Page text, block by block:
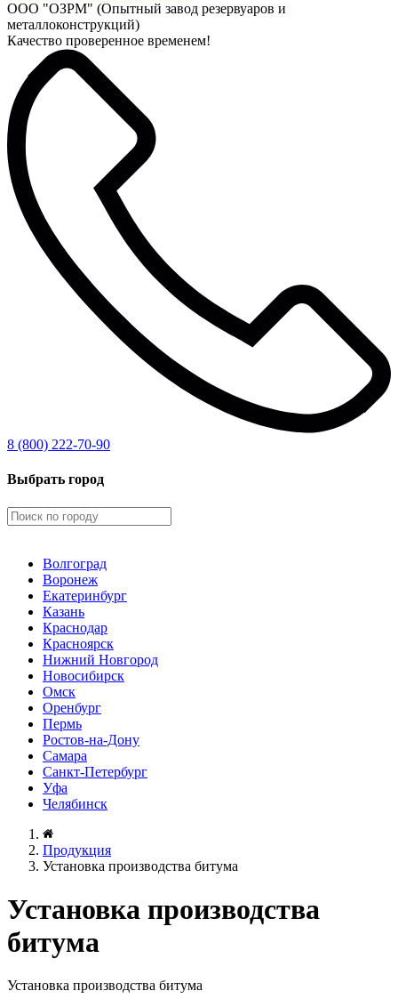
ООО "ОЗРМ" (Опытный завод резервуаров и
металлоконструкций)
Качество проверенное временем!
8 (800) 222-70-90
Выбрать город
Волгоград
Воронеж
Екатеринбург
Казань
Краснодар
Красноярск
Нижний Новгород
Новосибирск
Омск
Оренбург
Пермь
Ростов-на-Дону
Самара
Санкт-Петербург
Уфа
Челябинск
Продукция
Установка производства битума
Установка производства
битума
Установка производства битума